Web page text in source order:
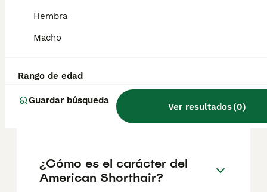
Hembra
Macho
Rango de edad
Guardar búsqueda
Ver resultados(0)
criadores responsables que garanticen la
Informarse bien y comparar opciones antes
¿Cómo es el carácter del
gato American Shorthair?
¿Cómo es el carácter del
American Shorthair?